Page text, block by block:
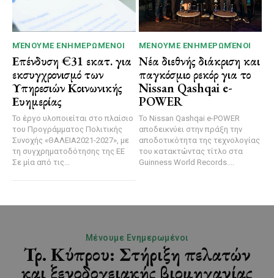
ΜΈΝΟΥΜΕ ΕΝΗΜΕΡΩΜΈΝΟΙ
Επένδυση €31 εκατ. για
εκσυγχρονισμό των
Υπηρεσιών Κοινωνικής
Ευημερίας
Το έργο υλοποιείται στο πλαίσιο
του Προγράμματος Πολιτικής
Συνοχής «ΘΑΛΕΙΑ2021-2027», με
τη συγχρηματοδότησης της ΕΕ
Σε μία από τις...
ΜΈΝΟΥΜΕ ΕΝΗΜΕΡΩΜΈΝΟΙ
Νέα διεθνής διάκριση και
παγκόσμιο ρεκόρ για το
Nissan Qashqai e-
POWER
Το Nissan Qashqai e-POWER
αποδεικνύει στην πράξη την
αποδοτικότητα της τεχνολογίας
του κατακτώντας τίτλο στα
Guinness World Records....